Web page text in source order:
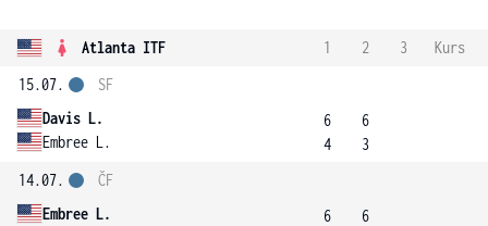
Atlanta ITF 1 2 3
Kurs
15.07.
Davis L.
Embree L.
SF
6
4
6
3
14.07.
Embree L.
ČF
6
6